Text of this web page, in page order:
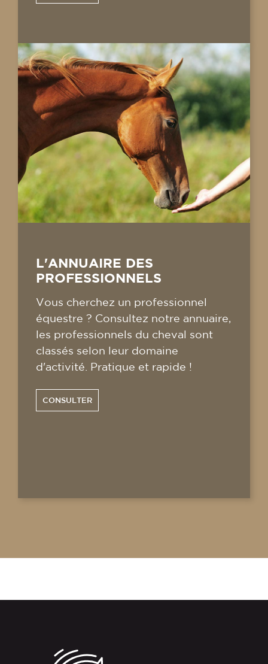
L'ANNUAIRE DES
PROFESSIONNELS
Vous cherchez un professionnel
équestre ? Consultez notre annuaire,
les professionnels du cheval sont
classés selon leur domaine
d'activité. Pratique et rapide !
CONSULTER